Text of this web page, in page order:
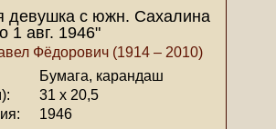
девушка с южн. Сахалина
1 авг. 1946"
Фёдорович (1914 – 2010)
Бумага, карандаш
31 х 20,5
1946